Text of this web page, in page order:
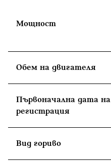
Мощност
Обем на двигателя
Първоначална дата на
регистрация
Вид гориво